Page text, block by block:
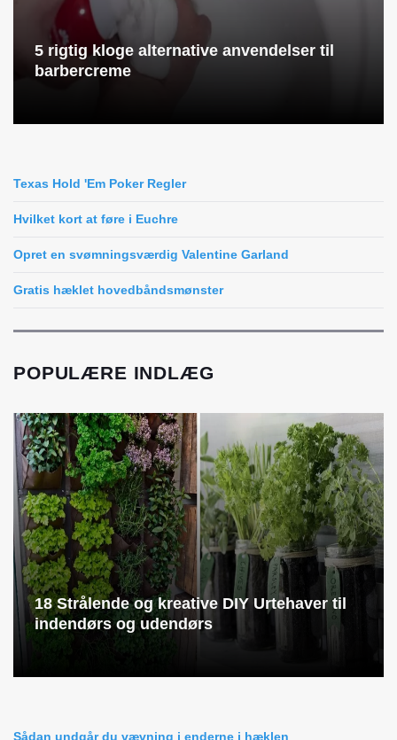
5 rigtig kloge alternative anvendelser til
barbercreme
Texas Hold 'Em Poker Regler
Hvilket kort at føre i Euchre
Opret en svømningsværdig Valentine Garland
Gratis hæklet hovedbåndsmønster
POPULÆRE INDLÆG
18 Strålende og kreative DIY Urtehaver til
indendørs og udendørs
Sådan undgår du vævning i enderne i hæklen